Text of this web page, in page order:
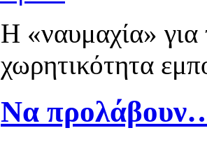
Η «ναυμαχία»
χωρητικότητα
Να προλάβουν…